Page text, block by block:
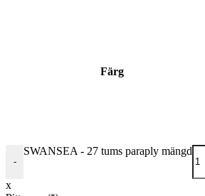
Färg
-
SWANSEA - 27 tums paraply mängd
x